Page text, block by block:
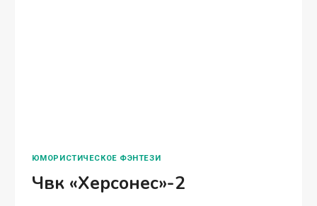
ЮМОРИСТИЧЕСКОЕ ФЭНТЕЗИ
Чвк «Херсонес»-2